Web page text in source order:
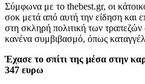
Σύμφωνα με το thebest.gr, οι
σοκ μετά από αυτή την είδηση και
στη σκληρή πολιτική των
κανένα συμβιβασμό, όπως
Έχασε το σπίτι της μέσα στην
347 ευρω